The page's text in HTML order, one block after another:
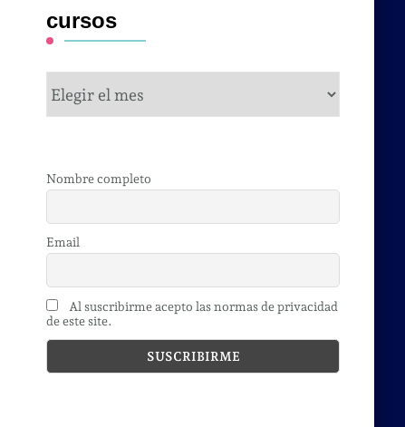
cursos
cursos
Nombre completo
Email
Al suscribirme acepto las normas de privacidad
de este site.